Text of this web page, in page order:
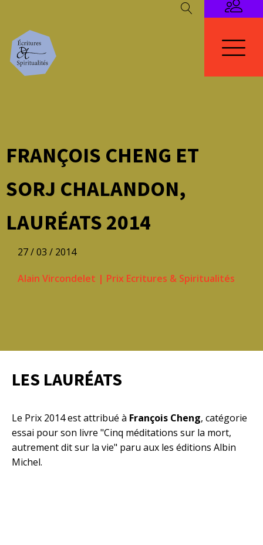
FRANÇOIS CHENG ET
SORJ CHALANDON,
LAURÉATS 2014
27 / 03 / 2014
Alain Vircondelet | Prix Ecritures & Spiritualités
LES LAURÉATS
Le Prix 2014 est attribué à François Cheng, catégorie
essai pour son livre "Cinq méditations sur la mort,
autrement dit sur la vie" paru aux les éditions Albin
Michel.